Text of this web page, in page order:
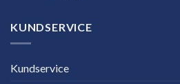
KUNDSERVICE
Kundservice